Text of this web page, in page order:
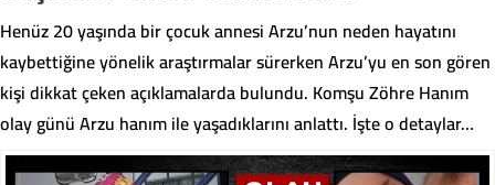
Henüz 20 yaşında bir çocuk annesi Arzu’nun neden hayatını
kaybettiğine yönelik araştırmalar sürerken Arzu’yu en son gören
kişi dikkat çeken açıklamalarda bulundu. Komşu Zöhre Hanım
olay günü Arzu hanım ile yaşadıklarını anlattı. İşte o detaylar…